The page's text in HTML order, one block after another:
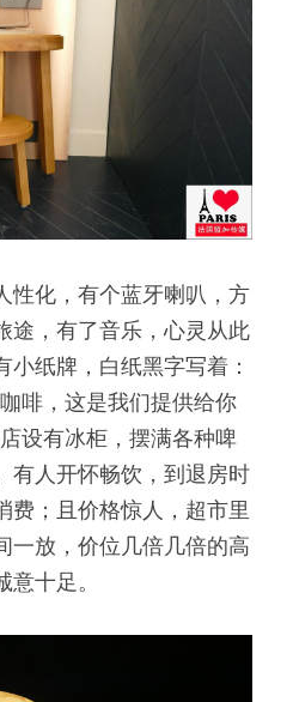
性化，有个蓝牙喇叭，方
途，有了音乐，心灵从此
纸牌，白纸黑字写着：
啡，这是我们提供给你
设有冰柜，摆满各种啤
有人开怀畅饮，到退房时
费；且价格惊人，超市里
一放，价位几倍几倍的高
十足。